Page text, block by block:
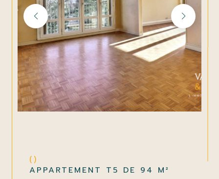
()
APPARTEMENT T5 DE 94 M²